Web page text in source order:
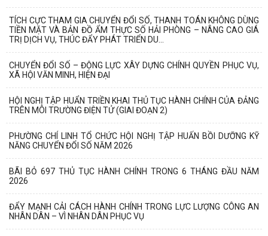
TÍCH CỰC THAM GIA CHUYỂN ĐỔI SỐ, THANH TOÁN KHÔNG DÙNG
TIỀN MẶT VÀ BẢN ĐỒ ẨM THỰC SỐ HẢI PHÒNG – NÂNG CAO GIÁ
TRỊ DỊCH VỤ, THÚC ĐẨY PHÁT TRIỂN DU...
CHUYỂN ĐỔI SỐ – ĐỘNG LỰC XÂY DỰNG CHÍNH QUYỀN PHỤC VỤ,
XÃ HỘI VĂN MINH, HIỆN ĐẠI
HỘI NGHỊ TẬP HUẨN TRIỀN KHAI THỦ TỤC HÀNH CHÍNH CỦA ĐẢNG
TRÊN MÔI TRƯỜNG ĐIỆN TỬ (GIAI ĐOẠN 2)
PHƯỜNG CHÍ LINH TỔ CHỨC HỘI NGHỊ TẬP HUẤN BỒI DƯỠNG KỸ
NĂNG CHUYỂN ĐỔI SỐ NĂM 2026
BÃI BỎ 697 THỦ TỤC HÀNH CHÍNH TRONG 6 THÁNG ĐẦU NĂM
2026
ĐẨY MẠNH CẢI CÁCH HÀNH CHÍNH TRONG LỰC LƯỢNG CÔNG AN
NHÂN DÂN – VÌ NHÂN DÂN PHỤC VỤ